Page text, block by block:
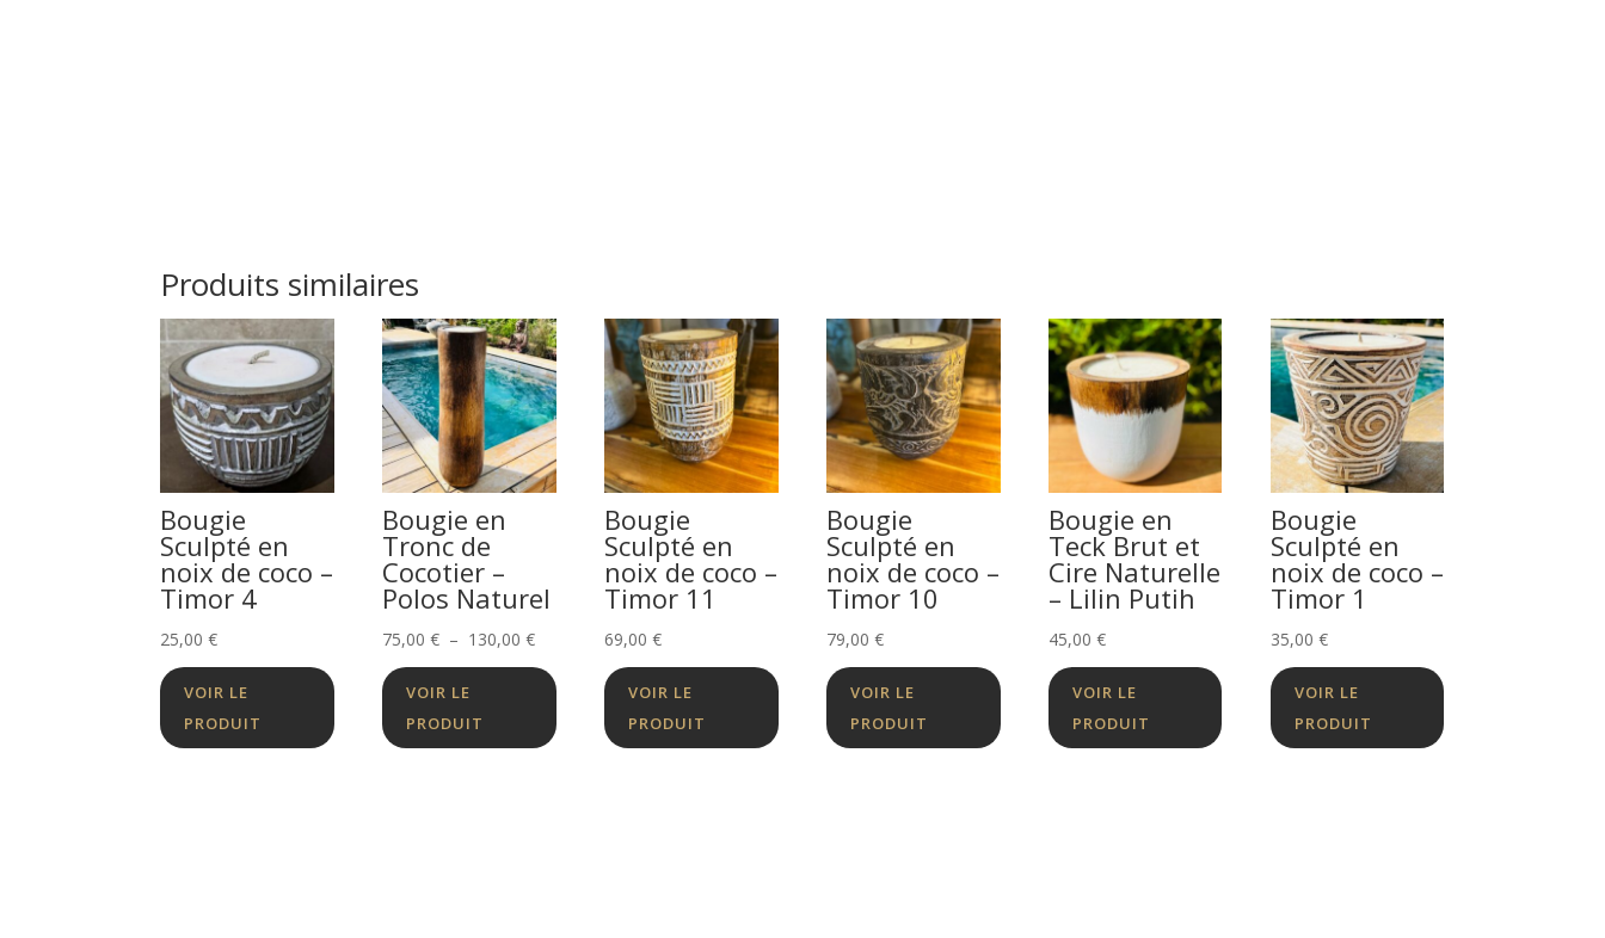
Produits similaires
Bougie
Sculpté en
noix de coco –
Timor 4
25,00€
VOIR LE
PRODUIT
Bougie en
Tronc de
Cocotier –
Polos Naturel
75,00€ – 130,00€Plage
de
75,00 €
VOIR LE
PRODUIT
Bougie
Sculpté en
noix de coco –
Timor 11
69,00€
VOIR LE
PRODUIT
Bougie
Sculpté en
noix de coco –
Timor 10
79,00€
VOIR LE
PRODUIT
Bougie en
Teck Brut et
Cire Naturelle
– Lilin Putih
45,00€
VOIR LE
PRODUIT
Bougie
Sculpté en
noix de coco –
Timor 1
35,00€
VOIR LE
PRODUIT